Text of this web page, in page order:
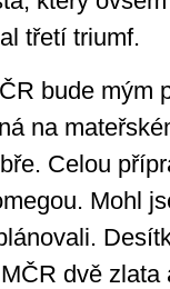
třetí triumf.
bude mým
na
Celou
Mohl
dvě zlata